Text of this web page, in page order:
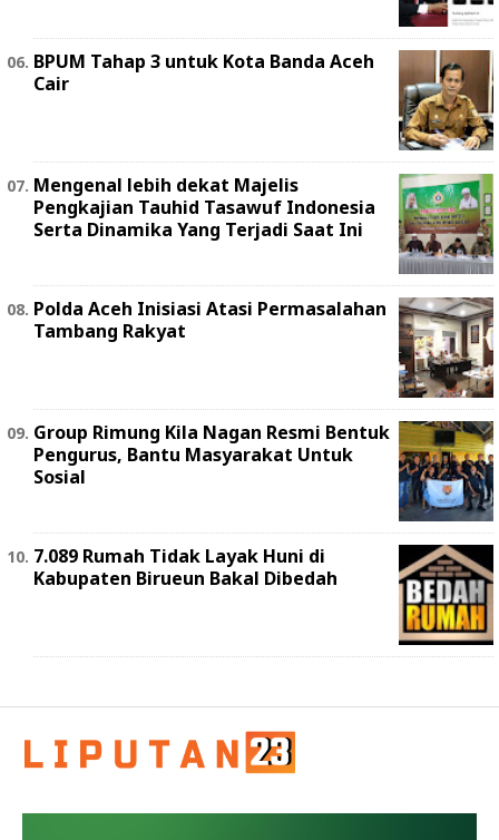
BPUM Tahap 3 untuk Kota Banda Aceh
Cair
Mengenal lebih dekat Majelis
Pengkajian Tauhid Tasawuf Indonesia
Serta Dinamika Yang Terjadi Saat Ini
Polda Aceh Inisiasi Atasi Permasalahan
Tambang Rakyat
Group Rimung Kila Nagan Resmi Bentuk
Pengurus, Bantu Masyarakat Untuk
Sosial
7.089 Rumah Tidak Layak Huni di
Kabupaten Birueun Bakal Dibedah